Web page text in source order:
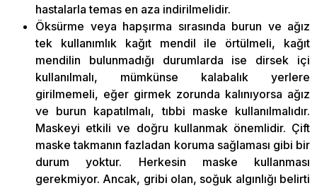
hastalarla temas en aza indirilmelidir.
Öksürme veya hapşırma sırasında burun ve ağız
tek kullanımlık kağıt mendil ile örtülmeli, kağıt
mendilin bulunmadığı durumlarda ise dirsek içi
kullanılmalı, mümkünse kalabalık yerlere
girilmemeli, eğer girmek zorunda kalınıyorsa ağız
ve burun kapatılmalı, tıbbi maske kullanılmalıdır.
Maskeyi etkili ve doğru kullanmak önemlidir. Çift
maske takmanın fazladan koruma sağlaması gibi bir
durum yoktur. Herkesin maske kullanması
gerekmiyor. Ancak, gribi olan, soğuk algınlığı belirti